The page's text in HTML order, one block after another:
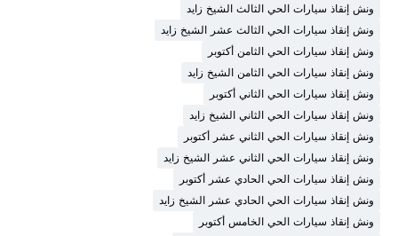
ونش إنقاذ سيارات الحي الثالث الشيخ زايد
ونش إنقاذ سيارات الحي الثالث عشر الشيخ زايد
ونش إنقاذ سيارات الحي الثامن أكتوبر
ونش إنقاذ سيارات الحي الثامن الشيخ زايد
ونش إنقاذ سيارات الحي الثاني أكتوبر
ونش إنقاذ سيارات الحي الثاني الشيخ زايد
ونش إنقاذ سيارات الحي الثاني عشر أكتوبر
ونش إنقاذ سيارات الحي الثاني عشر الشيخ زايد
ونش إنقاذ سيارات الحي الحادي عشر أكتوبر
ونش إنقاذ سيارات الحي الحادي عشر الشيخ زايد
ونش إنقاذ سيارات الحي الخامس أكتوبر